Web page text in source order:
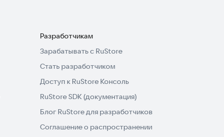
Разработчикам
Зарабатывать с RuStore
Стать разработчиком
Доступ к RuStore Консоль
RuStore SDK (документация)
Блог RuStore для разработчиков
Соглашение о распространении